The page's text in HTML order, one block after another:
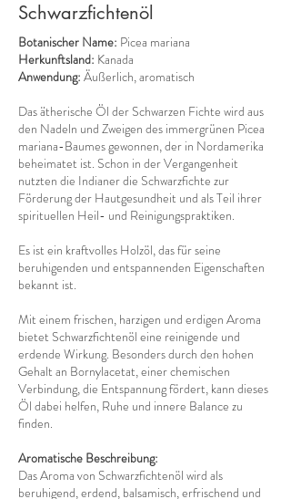
Schwarzfichtenöl
Botanischer Name: Picea mariana
Herkunftsland: Kanada
Anwendung: Äußerlich, aromatisch
Das ätherische Öl der Schwarzen Fichte wird aus
den Nadeln und Zweigen des immergrünen Picea
mariana-Baumes gewonnen, der in Nordamerika
beheimatet ist. Schon in der Vergangenheit
nutzten die Indianer die Schwarzfichte zur
Förderung der Hautgesundheit und als Teil ihrer
spirituellen Heil- und Reinigungspraktiken.
Es ist ein kraftvolles Holzöl, das für seine
beruhigenden und entspannenden Eigenschaften
bekannt ist.
Mit einem frischen, harzigen und erdigen Aroma
bietet Schwarzfichtenöl eine reinigende und
erdende Wirkung. Besonders durch den hohen
Gehalt an Bornylacetat, einer chemischen
Verbindung, die Entspannung fördert, kann dieses
Öl dabei helfen, Ruhe und innere Balance zu
finden.
Aromatische Beschreibung:
Das Aroma von Schwarzfichtenöl wird als
beruhigend, erdend, balsamisch, erfrischend und